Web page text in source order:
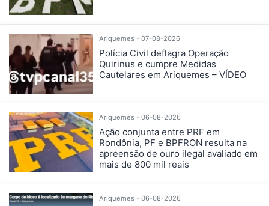
Ariquemes - 07-08-2026
Polícia Civil deflagra Operação
Quirinus e cumpre Medidas
Cautelares em Ariquemes – VÍDEO
Ariquemes - 06-08-2026
Ação conjunta entre PRF em
Rondônia, PF e BPFRON resulta na
apreensão de ouro ilegal avaliado em
mais de 800 mil reais
Ariquemes - 06-08-2026